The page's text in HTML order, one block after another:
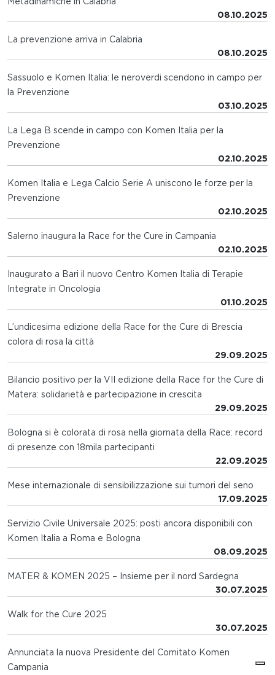
08.10.2025
La prevenzione arriva in Calabria
08.10.2025
Sassuolo e Komen Italia: le neroverdi scendono in campo per
la Prevenzione
03.10.2025
La Lega B scende in campo con Komen Italia per la
Prevenzione
02.10.2025
Komen Italia e Lega Calcio Serie A uniscono le forze per la
Prevenzione
02.10.2025
Salerno inaugura la Race for the Cure in Campania
02.10.2025
Inaugurato a Bari il nuovo Centro Komen Italia di Terapie
Integrate in Oncologia
01.10.2025
L’undicesima edizione della Race for the Cure di Brescia
colora di rosa la città
29.09.2025
Bilancio positivo per la VII edizione della Race for the Cure di
Matera: solidarietà e partecipazione in crescita
29.09.2025
Bologna si è colorata di rosa nella giornata della Race: record
di presenze con 18mila partecipanti
22.09.2025
Mese internazionale di sensibilizzazione sui tumori del seno
17.09.2025
Servizio Civile Universale 2025: posti ancora disponibili con
Komen Italia a Roma e Bologna
08.09.2025
MATER & KOMEN 2025 – Insieme per il nord Sardegna
30.07.2025
Walk for the Cure 2025
30.07.2025
Annunciata la nuova Presidente del Comitato Komen
Campania